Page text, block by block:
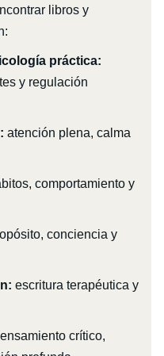
libros y
práctica:
y regulación
atención plena, calma
comportamiento y
conciencia y
escritura terapéutica y
crítico,